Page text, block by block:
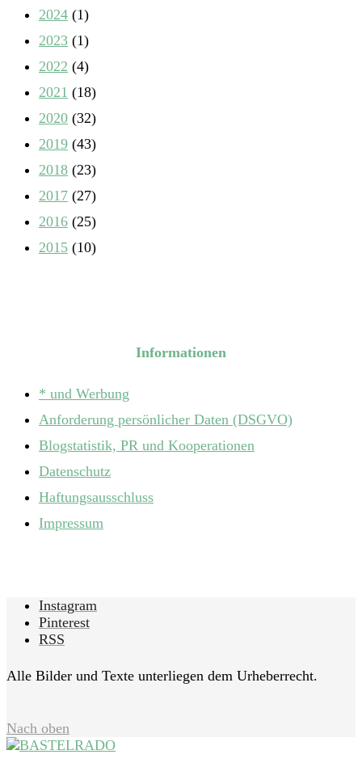
2024 (1)
2023 (1)
2022 (4)
2021 (18)
2020 (32)
2019 (43)
2018 (23)
2017 (27)
2016 (25)
2015 (10)
Informationen
* und Werbung
Anforderung persönlicher Daten (DSGVO)
Blogstatistik, PR und Kooperationen
Datenschutz
Haftungsausschluss
Impressum
Instagram
Pinterest
RSS
Alle Bilder und Texte unterliegen dem Urheberrecht.
Nach oben